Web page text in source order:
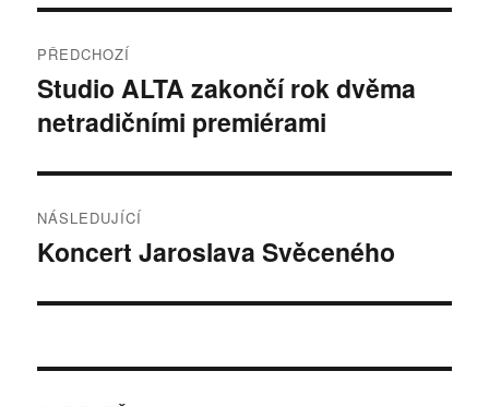
pro
příspěvek
PŘEDCHOZÍ
Předchozí
příspěvek:
Studio ALTA zakončí rok dvěma
netradičními premiérami
NÁSLEDUJÍCÍ
Následující
Koncert Jaroslava Svěceného